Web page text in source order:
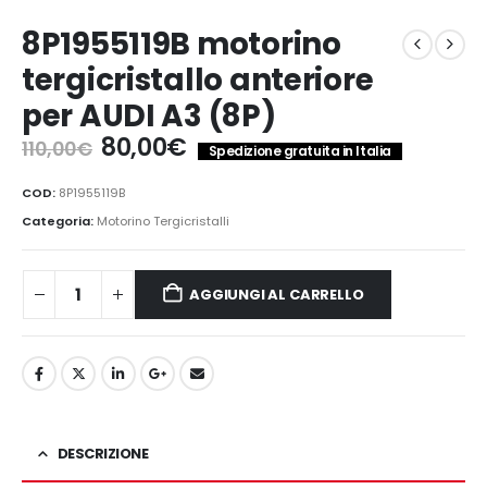
8P1955119B motorino
tergicristallo anteriore
per AUDI A3 (8P)
110,00€ Il
prezzo
originale
era:
110,00€.
80,00€Il
prezzo
è:
80,00€.
Spedizione gratuita in Italia
COD: 8P1955119B
Categoria: Motorino Tergicristalli
AGGIUNGI AL CARRELLO
DESCRIZIONE